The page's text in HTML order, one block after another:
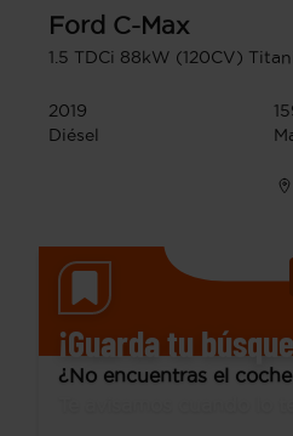
Ford C-Max
1.5 TDCi 88kW (120CV)
2019
Diésel
¡Guarda tu
¿No encuentras el